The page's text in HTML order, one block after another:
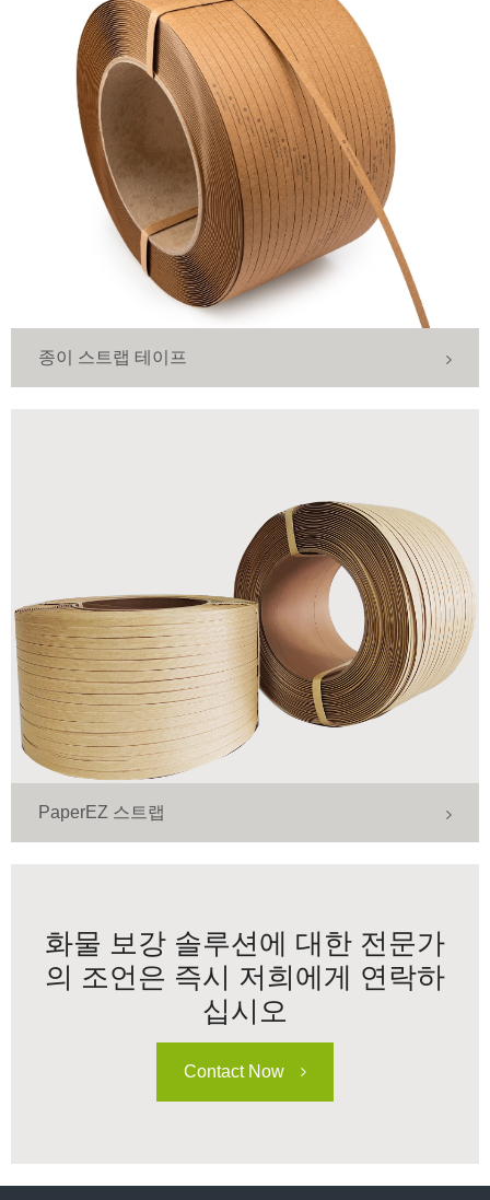
종이 스트랩 테이프
PaperEZ 스트랩
화물 보강 솔루션에 대한 전문가
의 조언은 즉시 저희에게 연락하
십시오
Contact Now